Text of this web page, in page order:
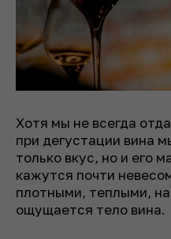
Хотя мы не всегда
при дегустации вина
только вкус, но и его
кажутся почти
плотными, теплыми,
ощущается тело вина.